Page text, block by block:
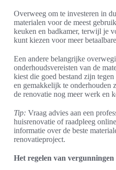
Overweeg om te investeren in
materialen voor de meest
keuken en badkamer, terwijl je
kunt kiezen voor meer
Een andere belangrijke
onderhoudsvereisten van de
kiest die goed bestand zijn
en gemakkelijk te onderhouden
de renovatie nog meer werk en
Tip: Vraag advies aan een
huisrenovatie of raadpleeg
informatie over de beste
renovatieproject.
Het regelen van vergunningen